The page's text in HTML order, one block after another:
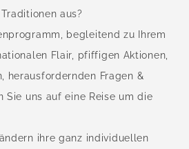
aus?
begleitend zu Ihrem
Flair, pfiffigen Aktionen,
herausfordernden Fragen &
Sie uns auf eine Reise um die
ihre ganz individuellen